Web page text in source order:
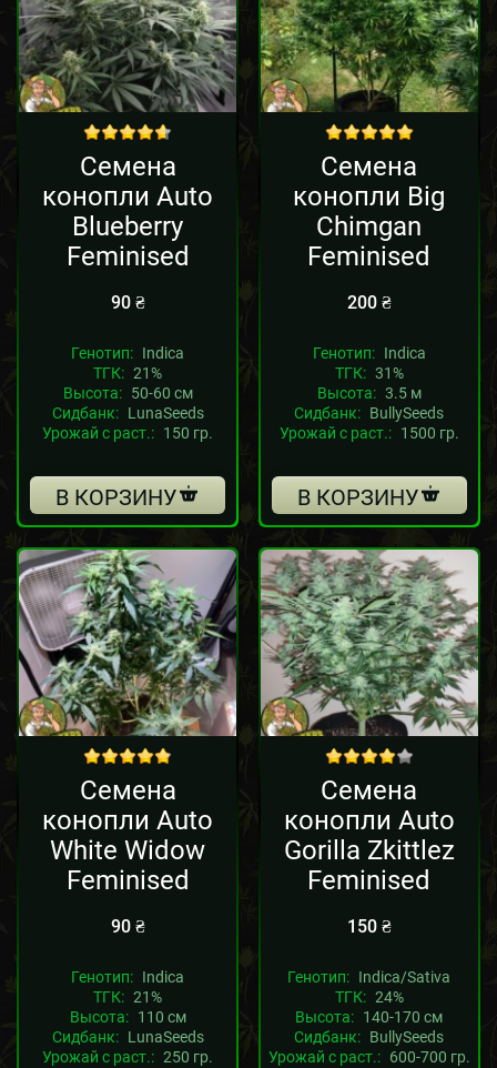
Семена
конопли Auto
Blueberry
Feminised
90 ₴
Генотип: Indica
ТГК: 21%
Высота: 50-60 см
Сидбанк: LunaSeeds
Урожай с раст.: 150 гр.
В КОРЗИНУ
Семена
конопли Big
Chimgan
Feminised
200 ₴
Генотип: Indica
ТГК: 31%
Высота: 3.5 м
Сидбанк: BullySeeds
Урожай с раст.: 1500 гр.
В КОРЗИНУ
Семена
конопли Auto
White Widow
Feminised
90 ₴
Генотип: Indica
ТГК: 21%
Высота: 110 см
Сидбанк: LunaSeeds
Урожай с раст.: 250 гр.
Семена
конопли Auto
Gorilla Zkittlez
Feminised
150 ₴
Генотип: Indica/Sativa
ТГК: 24%
Высота: 140-170 см
Сидбанк: BullySeeds
Урожай с раст.: 600-700 гр.